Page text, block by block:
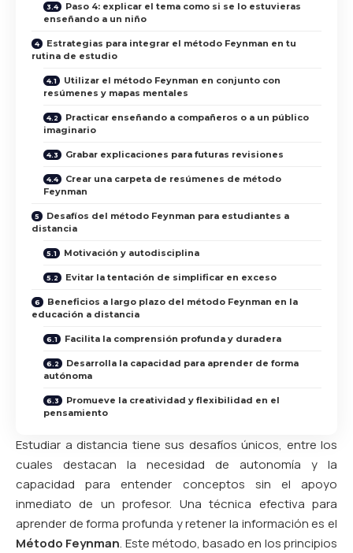
Paso 4: explicar el tema como si se lo estuvieras
enseñando a un niño
Estrategias para integrar el método Feynman en tu
rutina de estudio
Utilizar el método Feynman en conjunto con
resúmenes y mapas mentales
Practicar enseñando a compañeros o a un público
imaginario
Grabar explicaciones para futuras revisiones
Crear una carpeta de resúmenes de método
Feynman
Desafíos del método Feynman para estudiantes a
distancia
Motivación y autodisciplina
Evitar la tentación de simplificar en exceso
Beneficios a largo plazo del método Feynman en la
educación a distancia
Facilita la comprensión profunda y duradera
Desarrolla la capacidad para aprender de forma
autónoma
Promueve la creatividad y flexibilidad en el
pensamiento
Estudiar a distancia tiene sus desafíos únicos, entre los
cuales destacan la necesidad de autonomía y la
capacidad para entender conceptos sin el apoyo
inmediato de un profesor. Una técnica efectiva para
aprender de forma profunda y retener la información es el
Método Feynman. Este método, basado en los principios